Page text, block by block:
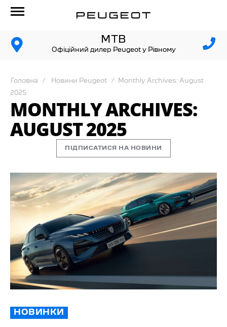
МТВ
Офіційний дилер Peugeot у Рівному
Головна Новини Peugeot Monthly Archives: August
2025
MONTHLY ARCHIVES:
AUGUST 2025
ПІДПИСАТИСЯ НА НОВИНИ
НОВИНКИ